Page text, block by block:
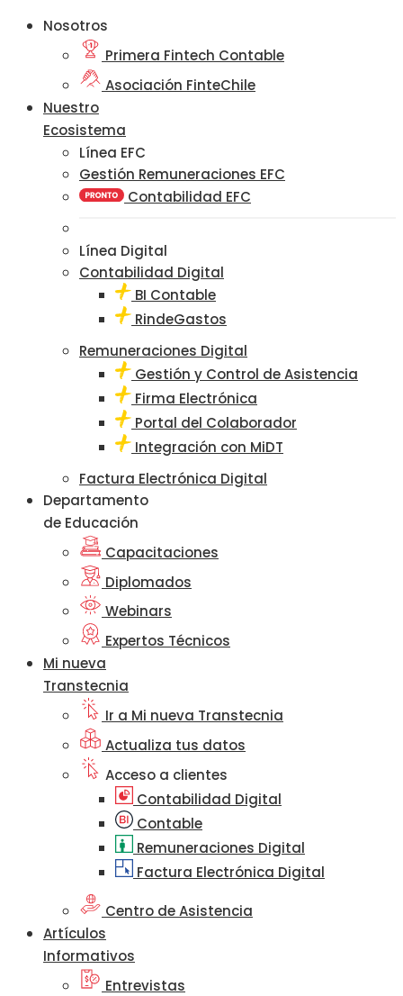
Nosotros
Primera Fintech Contable
Asociación FinteChile
Nuestro
Ecosistema
Línea EFC
Gestión Remuneraciones EFC
Contabilidad EFC
Línea Digital
Contabilidad Digital
BI Contable
RindeGastos
Remuneraciones Digital
Gestión y Control de Asistencia
Firma Electrónica
Portal del Colaborador
Integración con MiDT
Factura Electrónica Digital
Departamento
de Educación
Capacitaciones
Diplomados
Webinars
Expertos Técnicos
Mi nueva
Transtecnia
Ir a Mi nueva Transtecnia
Actualiza tus datos
Acceso a clientes
Contabilidad Digital
Contable
Remuneraciones Digital
Factura Electrónica Digital
Centro de Asistencia
Artículos
Informativos
Entrevistas